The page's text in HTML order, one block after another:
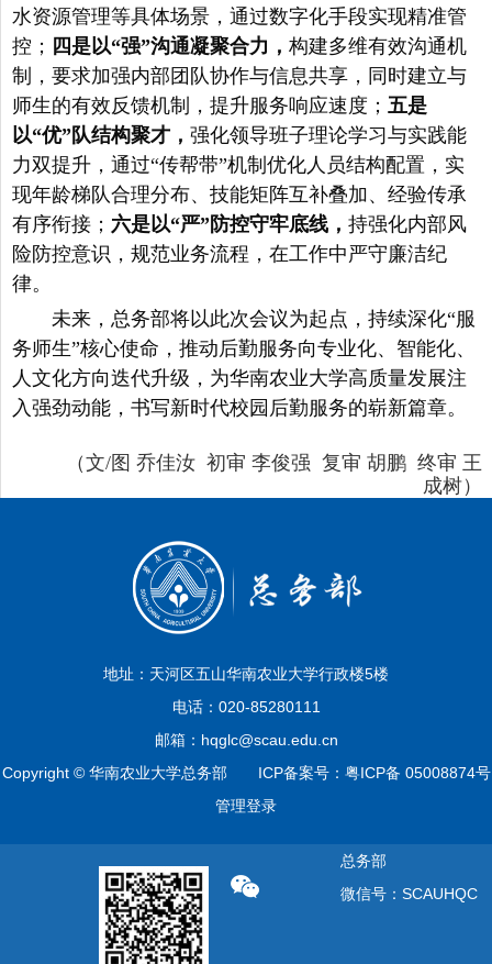
水资源管理等具体场景，通过数字化手段实现精准管
控； 四是以“强”沟通凝聚合力， 构建多维有效沟通机
制，要求加强内部团队协作与信息共享，同时建立与
师生的有效反馈机制，提升服务响应速度； 五是
以“优”队结构聚才， 强化领导班子理论学习与实践能
力双提升，通过“传帮带”机制优化人员结构配置，实
现年龄梯队合理分布、技能矩阵互补叠加、经验传承
有序衔接 ； 六是以“严”防控守牢底线， 持强化内部风
险防控意识，规范业务流程，在工作中严守廉洁纪
律。
未来，总务部将以此次会议为起点，持续深化“服
务师生”核心使命，推动后勤服务向专业化、智能化、
人文化方向迭代升级，为华南农业大学高质量发展注
入强劲动能，书写新时代校园后勤服务的崭新篇章。
（文/图 乔佳汝 初审 李俊强 复审 胡鹏 终审 王
成树）​
地址：天河区五山华南农业大学行政楼5楼
电话：020-85280111
邮箱：hqglc@scau.edu.cn
Copyright © 华南农业大学总务部 ICP备案号：粤ICP备 05008874号
管理登录
总务部
微信号：SCAUHQC